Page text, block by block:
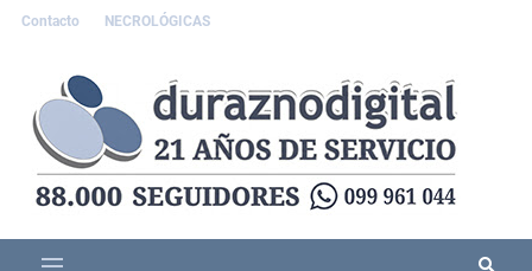
Contacto NECROLÓGICAS